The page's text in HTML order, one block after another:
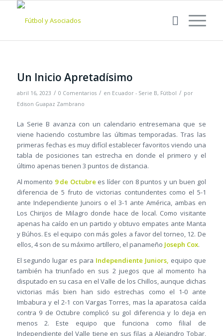
Un Inicio Apretadísimo
abril 16, 2023 / 0 Comentarios / en Ecuador - Serie B, Fútbol / por
Edison Guapaz Zambrano
La Serie B avanza con un calendario entresemana que se
viene haciendo costumbre las últimas temporadas. Tras las
primeras fechas es muy difícil establecer favoritos viendo una
tabla de posiciones tan estrecha en donde el primero y el
último apenas tienen 3 puntos de distancia.
Al momento 9 de Octubre es líder con 8 puntos y un buen gol
diferencia de 5 fruto de victorias contundentes como el 5-1
ante Independiente Junoirs o el 3-1 ante América, ambas en
Los Chirijos de Milagro donde hace de local. Como visitante
apenas ha caído en un partido y obtuvo empates ante Manta
y Búhos. Es el equipo con más goles a favor del torneo, 12. De
ellos, 4 son de su máximo artillero, el panameño Joseph Cox.
El segundo lugar es para Independiente Juniors, equipo que
también ha triunfado en sus 2 juegos que al momento ha
disputado en su casa en el Valle de los Chillos, aunque dichas
victorias más bien han sido estrechas como el 1-0 ante
Imbabura y el 2-1 con Vargas Torres, mas la aparatosa caída
contra 9 de Octubre complicó su gol diferencia y lo deja en
menos 2. Este equipo que funciona como filial de
Independiente del Valle tiene en sus filas a Alejandro Tobar,